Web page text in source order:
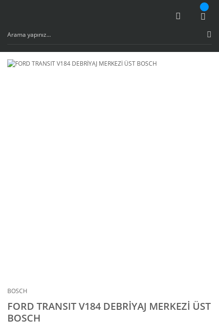
BOSCH
FORD TRANSIT V184 DEBRİYAJ MERKEZİ ÜST
BOSCH